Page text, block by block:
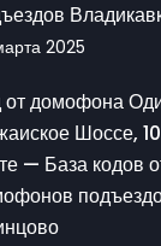
2025
от домофона
Шоссе,
— База кодов